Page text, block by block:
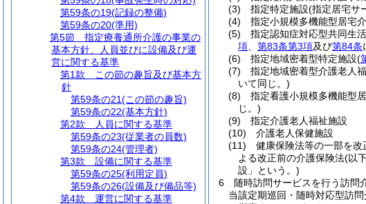
(3)
指定特定施設(指定居宅サ
(4)
指定小規模多機能型居宅
(5)
指定認知症対応型共同生
項
第83条第3項及び第84条
(6)
指定地域密着型特定施設(
(7)
指定地域密着型介護老人
いて同じ。)
(8)
指定看護小規模多機能型
じ。)
(9)
指定介護老人福祉施設
(10)
介護老人保健施設
(11)
健康保険法等の一部を改
よる改正前の介護保険法(以
設」という。)
6
随時訪問サービスを行う訪問
当該定期巡回・随時対応型訪
第59条の19(記録の整備)
第59条の20(準用)
第5節
指定療養通所介護の事業の
基本方針、人員並びに設備及び運
営に関する基準
第1款
この節の趣旨及び基本方
針
第59条の21(この節の趣旨)
第59条の22(基本方針)
第2款
人員に関する基準
第59条の23(従業者の員数)
第59条の24(管理者)
第3款
設備に関する基準
第59条の25(利用定員)
第59条の26(設備及び備品等)
第4款
運営に関する基準